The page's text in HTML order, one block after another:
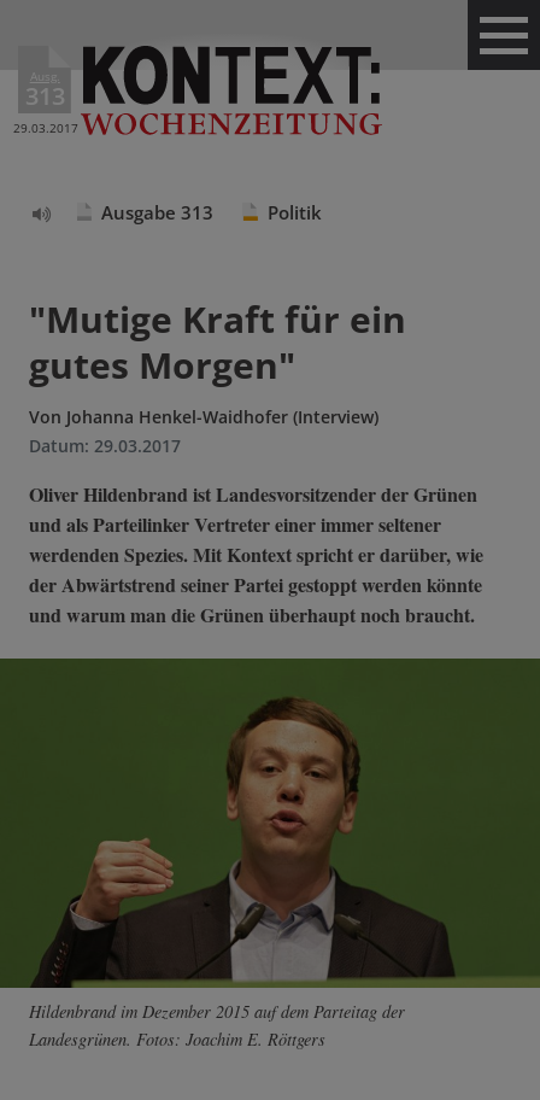
Ausg.
313
29.03.2017
Ausgabe 313 Politik
"Mutige Kraft für ein
gutes Morgen"
Von Johanna Henkel-Waidhofer (Interview)
Datum: 29.03.2017
Oliver Hildenbrand ist Landesvorsitzender der Grünen
und als Parteilinker Vertreter einer immer seltener
werdenden Spezies. Mit Kontext spricht er darüber, wie
der Abwärtstrend seiner Partei gestoppt werden könnte
und warum man die Grünen überhaupt noch braucht.
Hildenbrand im Dezember 2015 auf dem Parteitag der
Landesgrünen. Fotos: Joachim E. Röttgers